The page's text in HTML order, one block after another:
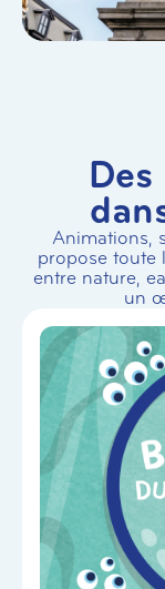
Animations,
propose toute
entre nature,
un